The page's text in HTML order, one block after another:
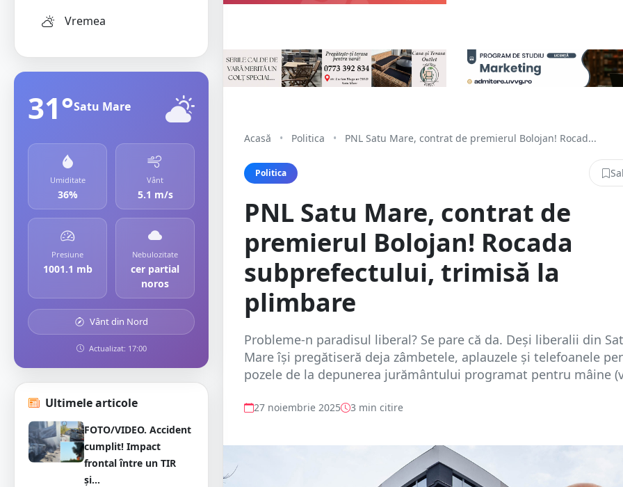
Vremea
31°Satu Mare
Umiditate
36%
Vânt
5.1 m/s
Presiune
1001.1 mb
Nebulozitate
cer partial
noros
Vânt din Nord
Actualizat: 17:00
Ultimele articole
FOTO/VIDEO. Accident
cumplit! Impact
frontal între un TIR
și...
Acasă • Politica • PNL Satu Mare, contrat de premierul Bolojan! Rocad...
Politica
PNL Satu Mare, contrat de
premierul Bolojan! Rocada
subprefectului, trimisă la
plimbare
Probleme-n paradisul liberal? Se pare că da. Deși liberalii din
Mare își pregătiseră deja zâmbetele, aplauzele și telefoanele
pozele de la depunerea jurământului programat pentru mâine
27 noiembrie 2025 3 min citire